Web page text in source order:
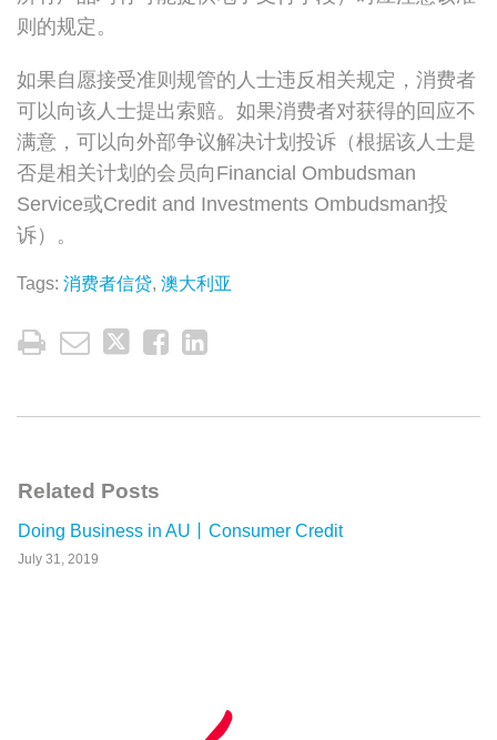
则的规定。
如果自愿接受准则规管的人士违反相关规定，消费者
可以向该人士提出索赔。如果消费者对获得的回应不
满意，可以向外部争议解决计划投诉（根据该人士是
否是相关计划的会员向Financial Ombudsman
Service或Credit and Investments Ombudsman投
诉）。
Tags: 消费者信贷, 澳大利亚
Related Posts
Doing Business in AU丨Consumer Credit
July 31, 2019